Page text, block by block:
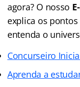
agora? O nosso
explica os
entenda o
Concurseiro
Aprenda a